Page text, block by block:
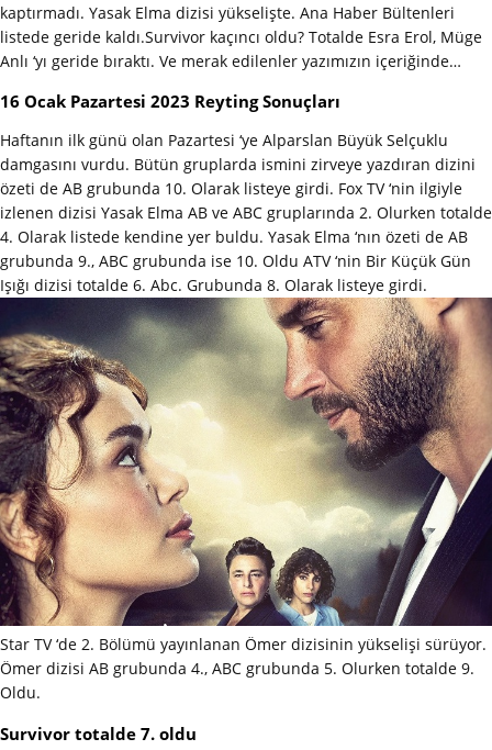
kaptırmadı. Yasak Elma dizisi yükselişte. Ana Haber Bültenleri
listede geride kaldı.Survivor kaçıncı oldu? Totalde Esra Erol, Müge
Anlı ‘yı geride bıraktı. Ve merak edilenler yazımızın içeriğinde…
16 Ocak Pazartesi 2023 Reyting Sonuçları
Haftanın ilk günü olan Pazartesi ‘ye Alparslan Büyük Selçuklu
damgasını vurdu. Bütün gruplarda ismini zirveye yazdıran dizini
özeti de AB grubunda 10. Olarak listeye girdi. Fox TV ‘nin ilgiyle
izlenen dizisi Yasak Elma AB ve ABC gruplarında 2. Olurken totalde
4. Olarak listede kendine yer buldu. Yasak Elma ‘nın özeti de AB
grubunda 9., ABC grubunda ise 10. Oldu ATV ‘nin Bir Küçük Gün
Işığı dizisi totalde 6. Abc. Grubunda 8. Olarak listeye girdi.
Star TV ‘de 2. Bölümü yayınlanan Ömer dizisinin yükselişi sürüyor.
Ömer dizisi AB grubunda 4., ABC grubunda 5. Olurken totalde 9.
Oldu.
Survivor totalde 7. oldu